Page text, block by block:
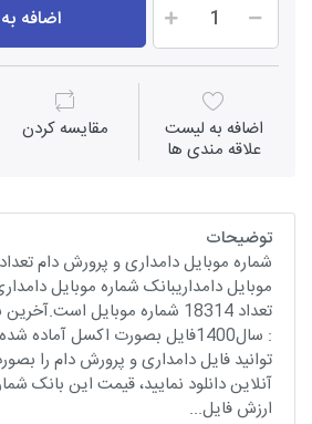
اضافه
اضافه به لیست
علاقه مندی ها
مقايسه كردن
توضیحات
شماره موبایل دامداری و پرورش دام
موبایل دامداریبانک شماره موبایل
تعداد 18314 شماره موبایل
: سال1400فایل بصورت اکسل
توانید فایل دامداری و پرورش دام را
آنلاین دانلود نمایید، قیمت این بانک
ارزش فایل...